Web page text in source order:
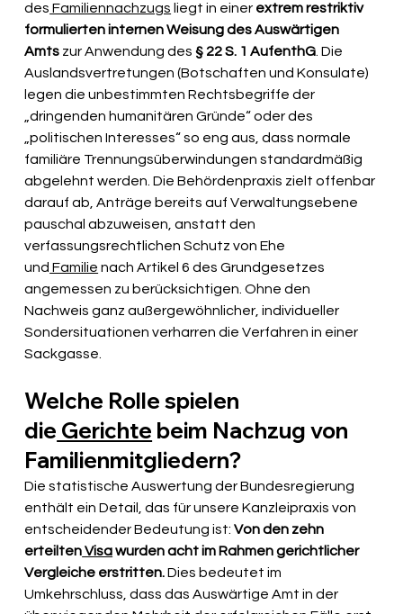
des Familiennachzugs liegt in einer extrem restriktiv
formulierten internen Weisung des Auswärtigen
Amts zur Anwendung des § 22 S. 1 AufenthG . Die
Auslandsvertretungen (Botschaften und Konsulate)
legen die unbestimmten Rechtsbegriffe der
„dringenden humanitären Gründe“ oder des
„politischen Interesses“ so eng aus, dass normale
familiäre Trennungsüberwindungen standardmäßig
abgelehnt werden. Die Behördenpraxis zielt offenbar
darauf ab, Anträge bereits auf Verwaltungsebene
pauschal abzuweisen, anstatt den
verfassungsrechtlichen Schutz von Ehe
und Familie nach Artikel 6 des Grundgesetzes
angemessen zu berücksichtigen. Ohne den
Nachweis ganz außergewöhnlicher, individueller
Sondersituationen verharren die Verfahren in einer
Sackgasse.
Welche Rolle spielen
die Gerichte beim Nachzug von
Familienmitgliedern?
Die statistische Auswertung der Bundesregierung
enthält ein Detail, das für unsere Kanzleipraxis von
entscheidender Bedeutung ist: Von den zehn
erteilten Visa wurden acht im Rahmen gerichtlicher
Vergleiche erstritten. Dies bedeutet im
Umkehrschluss, dass das Auswärtige Amt in der